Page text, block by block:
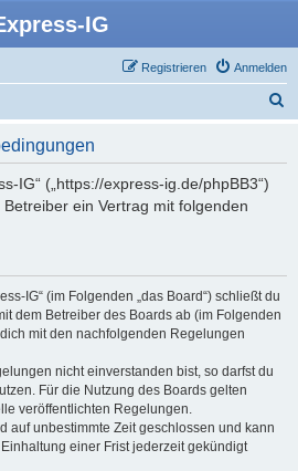
IG
Anmelden
Registrieren
IG“ („https://express-ig.de/phpBB3“)
ein Vertrag mit folgenden
IG“ (im Folgenden „das Board“) schließt du
dem Betreiber des Boards ab (im Folgenden
mit den nachfolgenden Regelungen
nicht einverstanden bist, so darfst du
Für die Nutzung des Boards gelten
veröffentlichten Regelungen.
auf unbestimmte Zeit geschlossen und kann
einer Frist jederzeit gekündigt